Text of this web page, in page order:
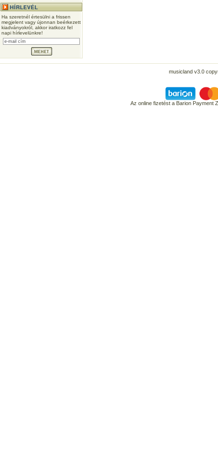
Ha szeretnél értesülni a frissen
megjelent vagy újonnan beérkezett
kiadványokról, akkor iratkozz fel
napi hírlevelünkre!
musicland v3.0
Az online fizetést a Barion Payment